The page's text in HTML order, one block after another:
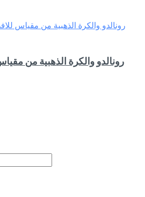
رونالدو والكرة الذهبية من